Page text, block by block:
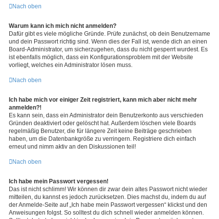
Nach oben
Warum kann ich mich nicht anmelden?
Dafür gibt es viele mögliche Gründe. Prüfe zunächst, ob dein Benutzername
und dein Passwort richtig sind. Wenn dies der Fall ist, wende dich an einen
Board-Administrator, um sicherzugehen, dass du nicht gesperrt wurdest. Es
ist ebenfalls möglich, dass ein Konfigurationsproblem mit der Website
vorliegt, welches ein Administrator lösen muss.
Nach oben
Ich habe mich vor einiger Zeit registriert, kann mich aber nicht mehr
anmelden?!
Es kann sein, dass ein Administrator dein Benutzerkonto aus verschieden
Gründen deaktiviert oder gelöscht hat. Außerdem löschen viele Boards
regelmäßig Benutzer, die für längere Zeit keine Beiträge geschrieben
haben, um die Datenbankgröße zu verringern. Registriere dich einfach
erneut und nimm aktiv an den Diskussionen teil!
Nach oben
Ich habe mein Passwort vergessen!
Das ist nicht schlimm! Wir können dir zwar dein altes Passwort nicht wieder
mitteilen, du kannst es jedoch zurücksetzen. Dies machst du, indem du auf
der Anmelde-Seite auf „Ich habe mein Passwort vergessen“ klickst und den
Anweisungen folgst. So solltest du dich schnell wieder anmelden können.